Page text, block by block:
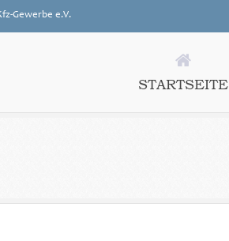
Gewerbe e.V.
STARTSEITE